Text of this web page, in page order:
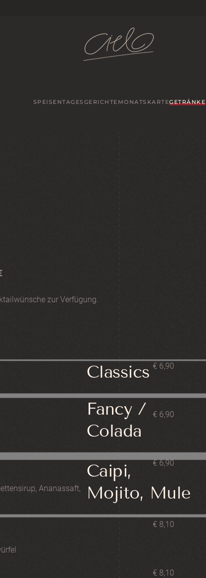
SPEISENTAGESGERICHTE MONATSKARTEGETRÄNKE
zur Verfügung.
€ 6,90
€ 6,90
Ananassaft,
€ 6,90
Classics
€ 8,10
€ 8,10
Fancy /
Colada
Caipi,
Mojito, Mule